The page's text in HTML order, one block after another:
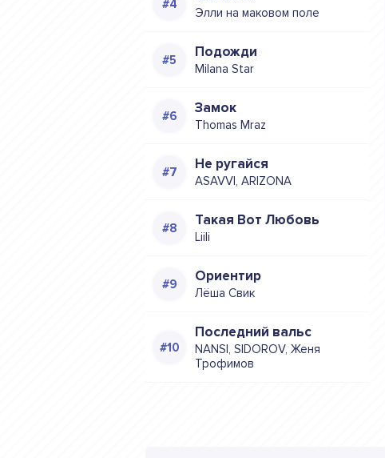
Элли на маковом поле
Подожди
Milana Star
Замок
Thomas Mraz
Не ругайся
ASAVVI, ARIZONA
Такая Вот Любовь
Liili
Ориентир
Лёша Свик
Последний вальс
NANSI, SIDOROV, Женя
Трофимов